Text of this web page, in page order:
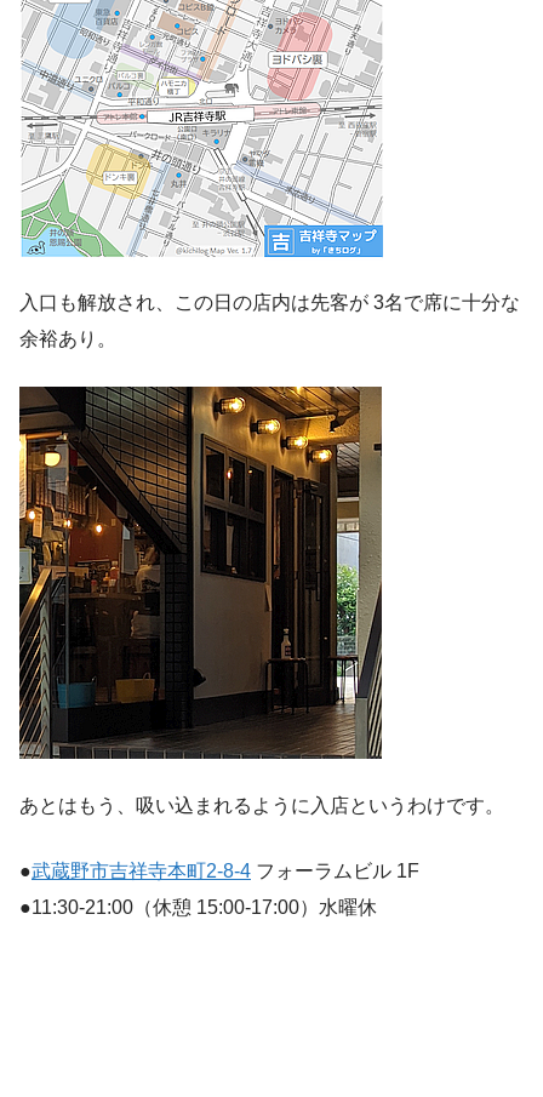
入口も解放され、この日の店内は先客が 3名で席に十分な
余裕あり。
あとはもう、吸い込まれるように入店というわけです。
●武蔵野市吉祥寺本町2-8-4 フォーラムビル 1F
●11:30-21:00（休憩 15:00-17:00）水曜休